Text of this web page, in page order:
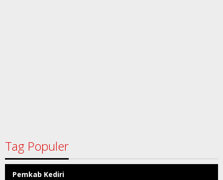
Tag Populer
Pemkab Kediri